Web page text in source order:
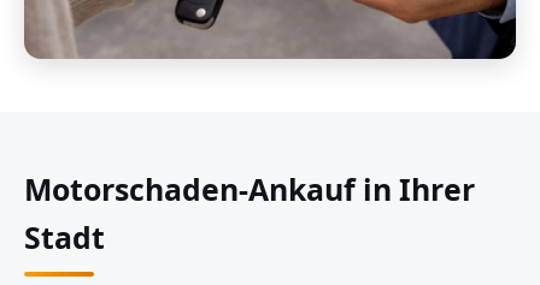
Motorschaden-Ankauf in Ihrer
Stadt